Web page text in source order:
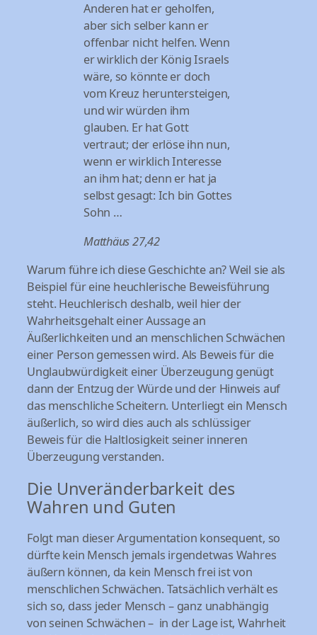
Anderen hat er geholfen,
aber sich selber kann er
offenbar nicht helfen. Wenn
er wirklich der König Israels
wäre, so könnte er doch
vom Kreuz heruntersteigen,
und wir würden ihm
glauben. Er hat Gott
vertraut; der erlöse ihn nun,
wenn er wirklich Interesse
an ihm hat; denn er hat ja
selbst gesagt: Ich bin Gottes
Sohn …
Matthäus 27,42
Warum führe ich diese Geschichte an? Weil sie als
Beispiel für eine heuchlerische Beweisführung
steht. Heuchlerisch deshalb, weil hier der
Wahrheitsgehalt einer Aussage an
Äußerlichkeiten und an menschlichen Schwächen
einer Person gemessen wird. Als Beweis für die
Unglaubwürdigkeit einer Überzeugung genügt
dann der Entzug der Würde und der Hinweis auf
das menschliche Scheitern. Unterliegt ein Mensch
äußerlich, so wird dies auch als schlüssiger
Beweis für die Haltlosigkeit seiner inneren
Überzeugung verstanden.
Die Unveränderbarkeit des
Wahren und Guten
Folgt man dieser Argumentation konsequent, so
dürfte kein Mensch jemals irgendetwas Wahres
äußern können, da kein Mensch frei ist von
menschlichen Schwächen. Tatsächlich verhält es
sich so, dass jeder Mensch – ganz unabhängig
von seinen Schwächen – in der Lage ist, Wahrheit